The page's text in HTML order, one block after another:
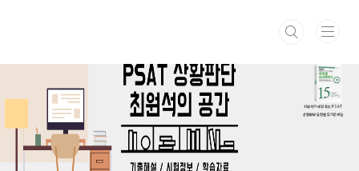
최원석의 매일 푸는 PSAT
상황판단 유형별 모의문제집